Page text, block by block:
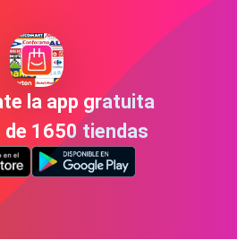
la app gratuita
de 1650 tiendas